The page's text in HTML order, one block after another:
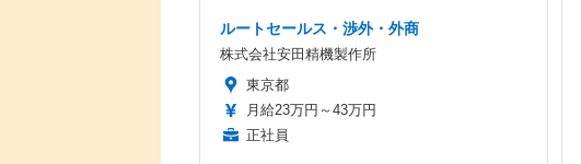
ルートセールス・渉外・外商
株式会社安田精機製作所
東京都
月給23万円～43万円
正社員